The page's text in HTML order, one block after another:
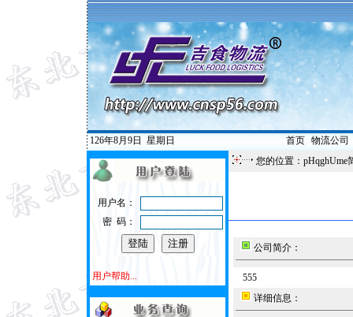
126年8月9日 星期日 首页| 物流公司
用户名：
密 码：
用户帮助...
您的位置：pHqghUme
公司简介：
555
详细信息：